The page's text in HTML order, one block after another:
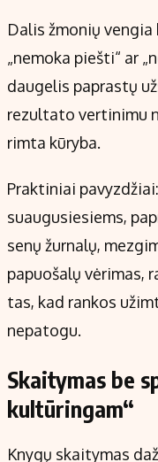
Dalis žmonių
„nemoka piešti“ ar
daugelis paprastų
rezultato vertinimu
rimta kūryba.
Praktiniai
suaugusiesiems,
senų žurnalų,
papuošalų vėrimas,
tas, kad rankos
nepatogu.
Skaitymas be
kultūringam“
Knygų skaitymas